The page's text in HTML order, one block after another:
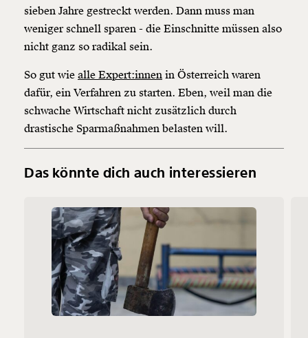
sieben Jahre gestreckt werden. Dann muss man
weniger schnell sparen - die Einschnitte müssen also
nicht ganz so radikal sein.
So gut wie alle Expert:innen in Österreich waren
dafür, ein Verfahren zu starten. Eben, weil man die
schwache Wirtschaft nicht zusätzlich durch
drastische Sparmaßnahmen belasten will.
Das könnte dich auch interessieren